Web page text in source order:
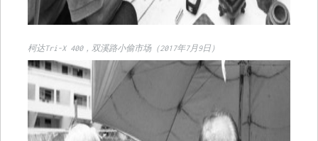
柯达Tri-X 400，双溪路小偷市场（2017年7月9日）